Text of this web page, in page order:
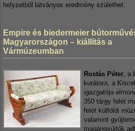
helyzetből látványos eredmény születhet.
Empire és biedermeier
Magyarországon – kiállítás a
Vármúzeumban
Rostás Péter , a
kurátora, a
igazgatója
350 tárgy felét
felét külföldi
valamint
magángyűjtők